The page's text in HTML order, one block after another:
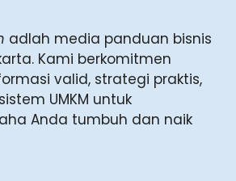
adlah media panduan bisnis
Kami berkomitmen
valid, strategi praktis,
UMKM untuk
Anda tumbuh dan naik